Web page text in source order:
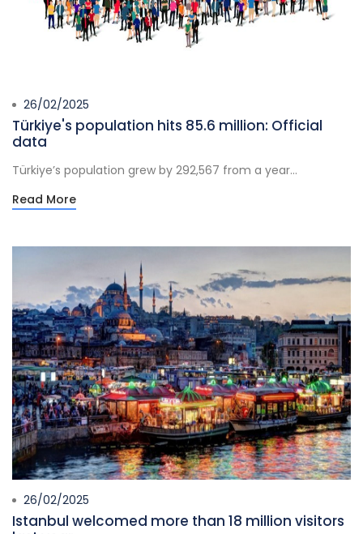
26/02/2025
Türkiye's population hits 85.6 million: Official
data
Türkiye’s population grew by 292,567 from a year...
Read More
26/02/2025
Istanbul welcomed more than 18 million visitors